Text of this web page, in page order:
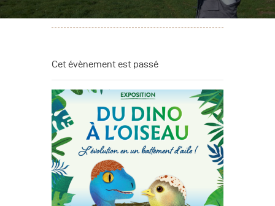
Nous Soutenir
Cet évènement est passé